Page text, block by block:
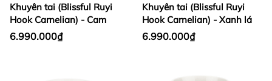
Khuyên tai (Blissful Ruyi
Hook Carnelian) - Cam
6.990.000₫
Khuyên tai (Blissful Ruyi
Hook Carnelian) - Xanh lá
6.990.000₫